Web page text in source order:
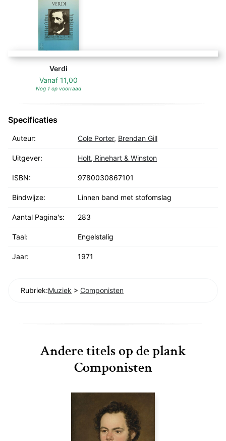
Verdi
Vanaf 11,00
Nog 1 op voorraad
Specificaties
Auteur: Cole Porter, Brendan Gill
Uitgever: Holt, Rinehart & Winston
ISBN: 9780030867101
Bindwijze: Linnen band met stofomslag
Aantal Pagina's: 283
Taal: Engelstalig
Jaar: 1971
Rubriek:Muziek > Componisten
Andere titels op de plank
Componisten